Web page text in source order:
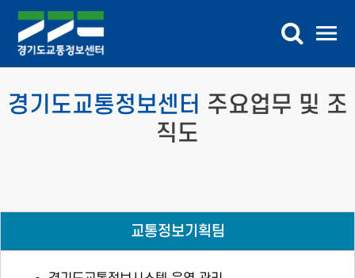
경기도교통정보센터 주요업무 및 조
직도
교통정보기획팀